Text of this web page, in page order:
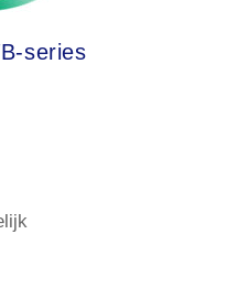
series